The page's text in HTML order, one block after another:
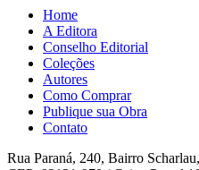
Home
A Editora
Conselho Editorial
Coleções
Autores
Como Comprar
Publique sua Obra
Contato
Rua Paraná, 240, Bairro